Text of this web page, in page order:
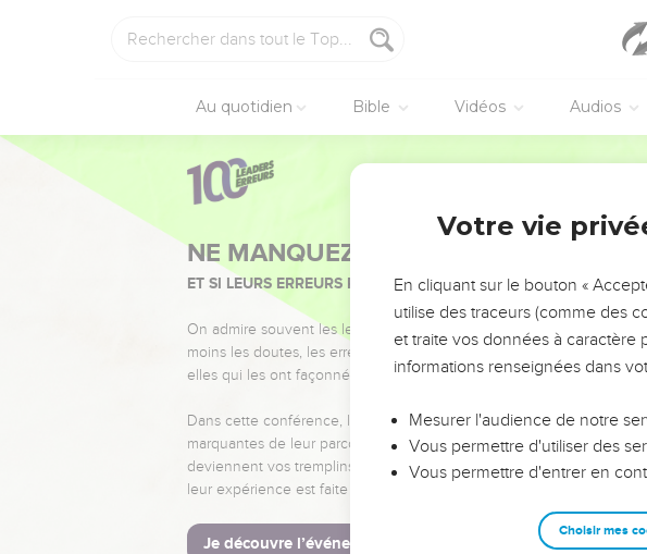
Au quotidien Bible Vidéos Audios
NE MANQUEZ PAS L’ÉVÉNEMENT DE
ET SI LEURS ERREURS POUVAIENT VOUS ÉVITER LES VOTRES ?
On admire souvent les leaders pour leurs réussites, leur impact, leur
moins les doutes, les erreurs et les saisons difficiles qu'ils ont
elles qui les ont façonnés.
Dans cette conférence, leaders, entrepreneurs, et responsables
marquantes de leur parcours et les clés pour avancer avec plus de
deviennent vos tremplins. Que vous guidiez un ministère, une
leur expérience est faite pour vous.
Je découvre l’événement
Votre vie
En cliquant sur le bouton «
utilise des traceurs (comme des
et traite vos données à caractère
informations renseignées dans
Mesurer l'audience de notre
Vous permettre d'utiliser des
Vous permettre d'entrer en
Choisir mes